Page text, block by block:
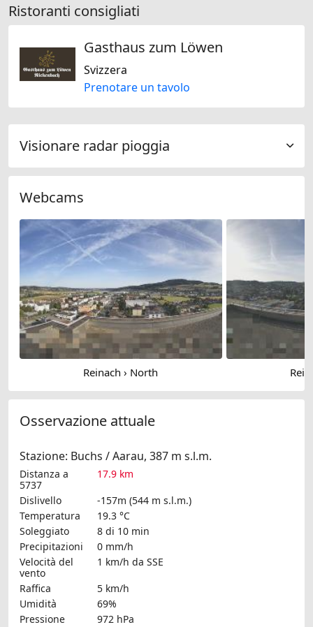
Ristoranti consigliati
Gasthaus zum Löwen
Svizzera
Prenotare un tavolo
Visionare radar pioggia
Webcams
Reinach › North
Osservazione attuale
Stazione: Buchs / Aarau, 387 m s.l.m.
Distanza a
5737
17.9 km
Dislivello
-157m (544 m s.l.m.)
Temperatura
19.3 °C
Soleggiato
8 di 10 min
Precipitazioni
0 mm/h
Velocità del
vento
1 km/h da SSE
Raffica
5 km/h
Umidità
69%
Pressione
972 hPa